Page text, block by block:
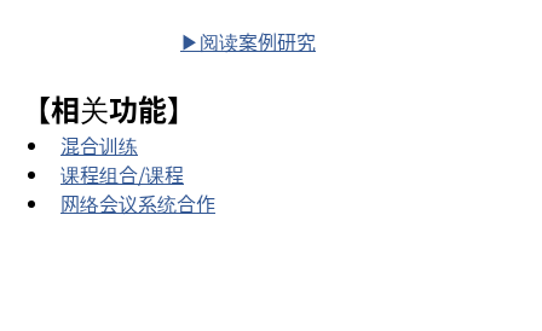
▶︎阅读案例研究
【相关功能】
混合训练
课程组合/课程
网络会议系统合作